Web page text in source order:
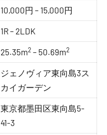
10,000円 – 15,000円
1R – 2LDK
25.35m2 – 50.69m2
ジェノヴィア東向島3ス
カイガーデン
東京都墨田区東向島5-
41-3